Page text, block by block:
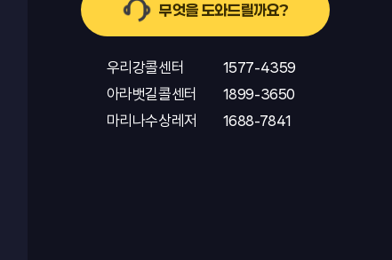
무엇을 도와드릴까요?
우리강콜센터
1577-4359
아라뱃길콜센터
1899-3650
마리나수상레저
1688-7841